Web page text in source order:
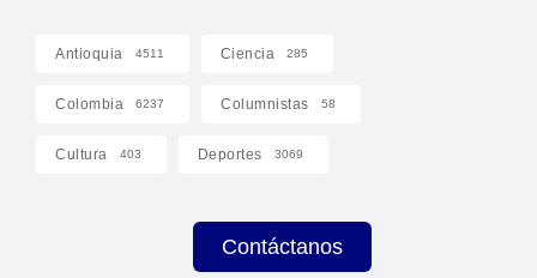
Antioquia 4511 Ciencia 285
Colombia 6237 Columnistas 58
Cultura 403 Deportes 3069
Contáctanos